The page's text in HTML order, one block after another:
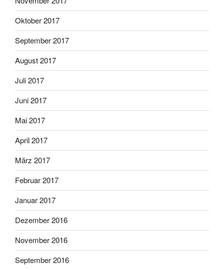
Oktober 2017
September 2017
August 2017
Juli 2017
Juni 2017
Mai 2017
April 2017
März 2017
Februar 2017
Januar 2017
Dezember 2016
November 2016
September 2016